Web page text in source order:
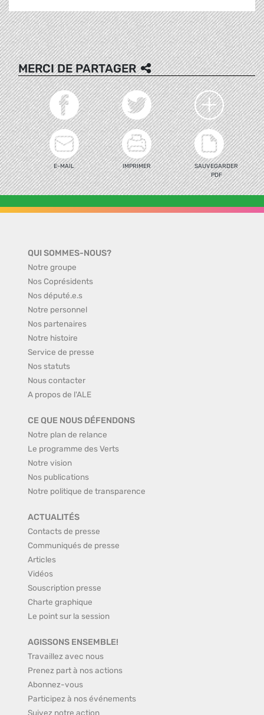
MERCI DE PARTAGER
E-MAIL IMPRIMER
SAUVEGARDER
PDF
QUI SOMMES-NOUS?
Notre groupe
Nos Coprésidents
Nos député.e.s
Notre personnel
Nos partenaires
Notre histoire
Service de presse
Nos statuts
Nous contacter
A propos de l'ALE
CE QUE NOUS DÉFENDONS
Notre plan de relance
Le programme des Verts
Notre vision
Nos publications
Notre politique de transparence
ACTUALITÉS
Contacts de presse
Communiqués de presse
Articles
Vidéos
Souscription presse
Charte graphique
Le point sur la session
AGISSONS ENSEMBLE!
Travaillez avec nous
Prenez part à nos actions
Abonnez-vous
Participez à nos événements
Suivez notre action